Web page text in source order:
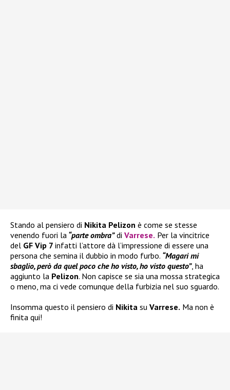
Stando al pensiero di Nikita Pelizon è come se stesse
venendo fuori la “parte ombra”di Varrese. Per la vincitrice
del GF Vip 7 infatti l’attore dà l’impressione di essere una
persona che semina il dubbio in modo furbo. “Magari mi
sbaglio, però da quel poco che ho visto, ho visto questo”, ha
aggiunto la Pelizon. Non capisce se sia una mossa strategica
o meno, ma ci vede comunque della furbizia nel suo sguardo.
Insomma questo il pensiero di Nikita su Varrese. Ma non è
finita qui!